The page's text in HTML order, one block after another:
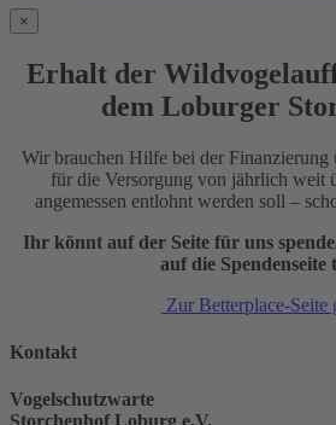
×
Erhalt der
dem Loburger
Wir brauchen Hilfe bei der Finanzierung
für die Versorgung von jährlich weit
angemessen entlohnt werden soll –
Ihr könnt auf der Seite für uns
auf die Spendenseite
Zur Betterplace-Seite
Kontakt
Vogelschutzwarte
Storchenhof Loburg e.V.